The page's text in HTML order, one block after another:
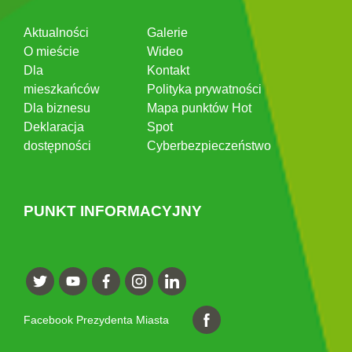
Aktualności
O mieście
Dla
mieszkańców
Dla biznesu
Deklaracja
dostępności
Galerie
Wideo
Kontakt
Polityka prywatności
Mapa punktów Hot
Spot
Cyberbezpieczeństwo
PUNKT INFORMACYJNY
Facebook Prezydenta Miasta